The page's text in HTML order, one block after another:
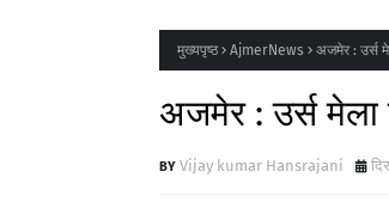
मुख्यपृष्ठ AjmerNews अजमेर : उर्स
अजमेर : उर्स मेला
Vijay kumar Hansrajani